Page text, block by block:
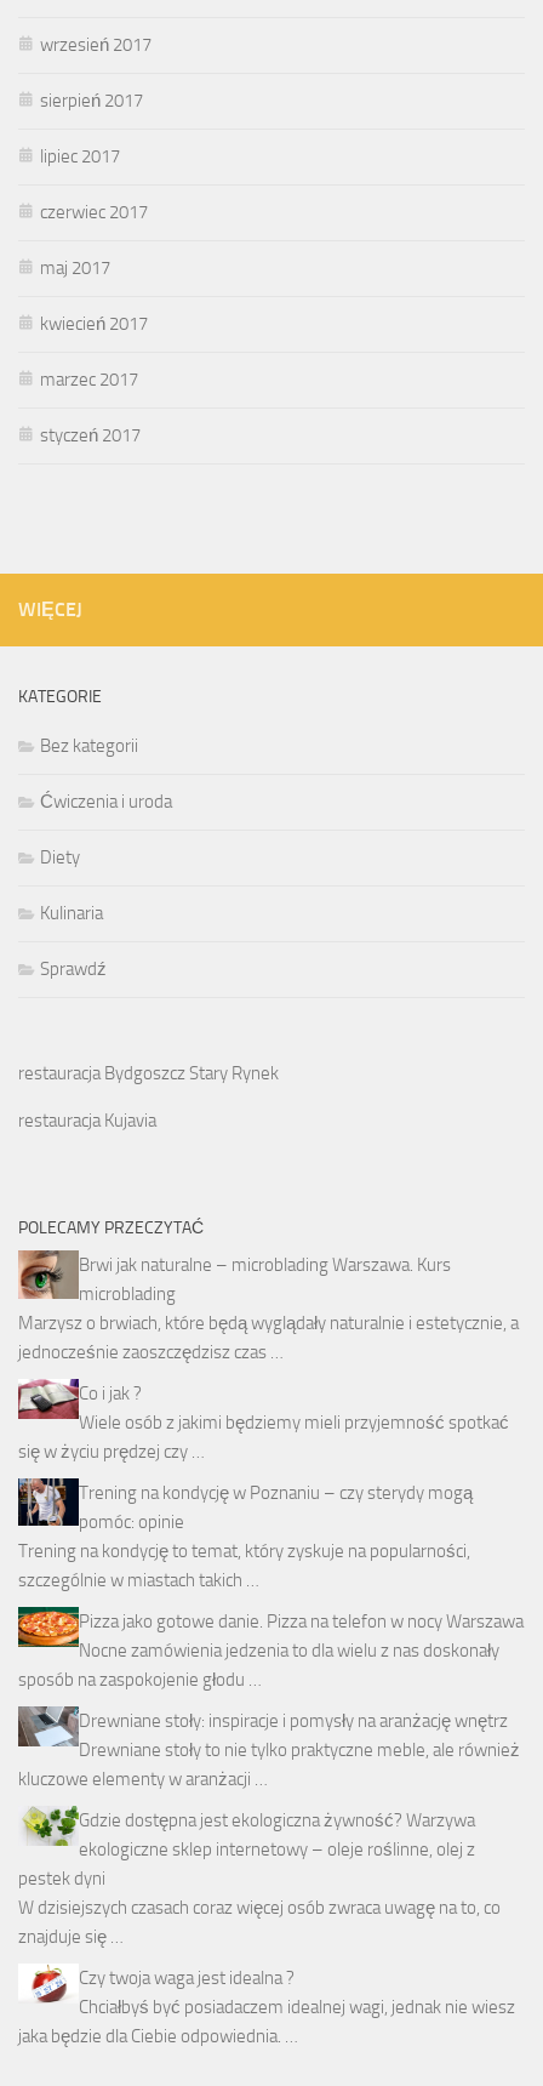
wrzesień 2017
sierpień 2017
lipiec 2017
czerwiec 2017
maj 2017
kwiecień 2017
marzec 2017
styczeń 2017
WIĘCEJ
KATEGORIE
Bez kategorii
Ćwiczenia i uroda
Diety
Kulinaria
Sprawdź
restauracja Bydgoszcz Stary Rynek
restauracja Kujavia
POLECAMY PRZECZYTAĆ
Brwi jak naturalne – microblading Warszawa. Kurs
microblading
Marzysz o brwiach, które będą wyglądały naturalnie i estetycznie, a
jednocześnie zaoszczędzisz czas …
Co i jak ?
Wiele osób z jakimi będziemy mieli przyjemność spotkać
się w życiu prędzej czy …
Trening na kondycję w Poznaniu – czy sterydy mogą
pomóc: opinie
Trening na kondycję to temat, który zyskuje na popularności,
szczególnie w miastach takich …
Pizza jako gotowe danie. Pizza na telefon w nocy Warszawa
Nocne zamówienia jedzenia to dla wielu z nas doskonały
sposób na zaspokojenie głodu …
Drewniane stoły: inspiracje i pomysły na aranżację wnętrz
Drewniane stoły to nie tylko praktyczne meble, ale również
kluczowe elementy w aranżacji …
Gdzie dostępna jest ekologiczna żywność? Warzywa
ekologiczne sklep internetowy – oleje roślinne, olej z
pestek dyni
W dzisiejszych czasach coraz więcej osób zwraca uwagę na to, co
znajduje się …
Czy twoja waga jest idealna ?
Chciałbyś być posiadaczem idealnej wagi, jednak nie wiesz
jaka będzie dla Ciebie odpowiednia. …